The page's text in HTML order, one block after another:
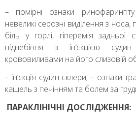
– помірні ознаки
невеликі серозні виділення з
біль у горлі, гіперемія задньої
піднебіння з ін’єкцією
крововиливами на його слизовій
– ін’єкція судин склери; – ознаки
кашель з печінням та болем за
ПАРАКЛІНІЧНІ ДОСЛІДЖЕННЯ: